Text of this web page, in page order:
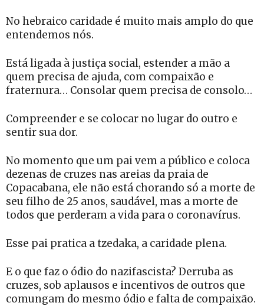
No hebraico caridade é muito mais amplo do que
entendemos nós.
Está ligada à justiça social, estender a mão a
quem precisa de ajuda, com compaixão e
fraternura… Consolar quem precisa de consolo…
Compreender e se colocar no lugar do outro e
sentir sua dor.
No momento que um pai vem a público e coloca
dezenas de cruzes nas areias da praia de
Copacabana, ele não está chorando só a morte de
seu filho de 25 anos, saudável, mas a morte de
todos que perderam a vida para o coronavírus.
Esse pai pratica a tzedaka, a caridade plena.
E o que faz o ódio do nazifascista? Derruba as
cruzes, sob aplausos e incentivos de outros que
comungam do mesmo ódio e falta de compaixão.